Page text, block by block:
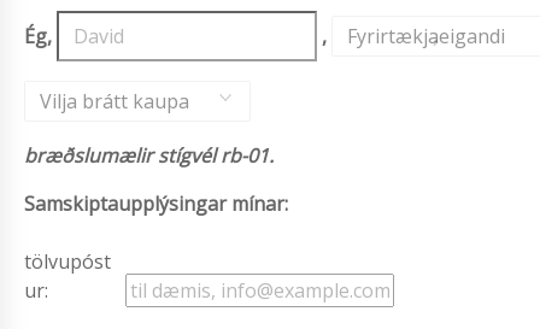
Ég, , Fyrirtækjaeigandi
,
Vilja brátt kaupa
bræðslumælir stígvél rb-01.
Samskiptaupplýsingar mínar:
tölvupóst
ur: